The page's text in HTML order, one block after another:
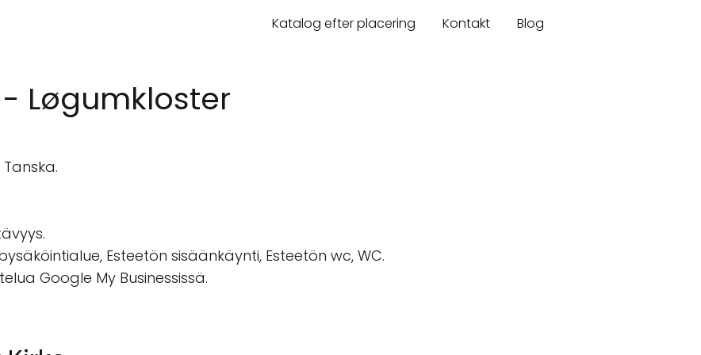
Katalog efter placering Kontakt Blog
Løgumkloster
Esteetön sisäänkäynti, Esteetön wc, WC.
Google My Businessissä.